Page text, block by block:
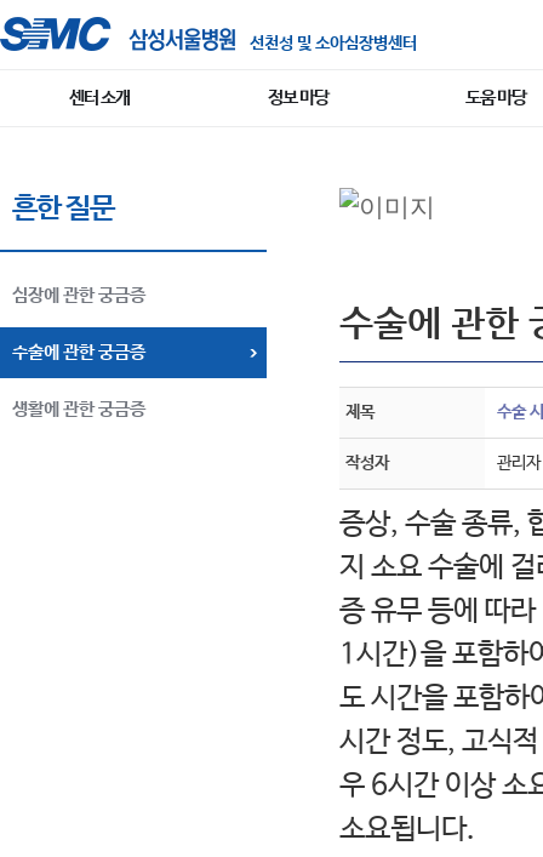
선천성 및 소아심장병센터
센터 소개 정보 마당 도움 마당
흔한 질문
심장에 관한 궁금증
수술에 관한 궁금증
생활에 관한 궁금증
수술에 관한
제목 수술
작성자 관리자
증상, 수술 종류,
지 소요 수술에
증 유무 등에 따
1시간)을 포함하
도 시간을 포함
시간 정도, 고식
우 6시간 이상 소
소요됩니다.